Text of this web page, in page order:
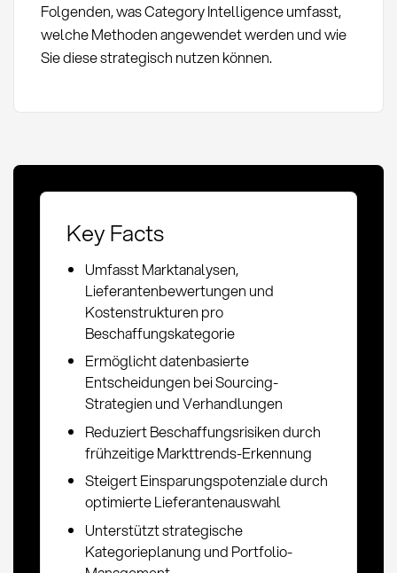
Folgenden, was Category Intelligence umfasst,
welche Methoden angewendet werden und wie
Sie diese strategisch nutzen können.
Key Facts
Umfasst Marktanalysen,
Lieferantenbewertungen und
Kostenstrukturen pro
Beschaffungskategorie
Ermöglicht datenbasierte
Entscheidungen bei Sourcing-
Strategien und Verhandlungen
Reduziert Beschaffungsrisiken durch
frühzeitige Markttrends-Erkennung
Steigert Einsparungspotenziale durch
optimierte Lieferantenauswahl
Unterstützt strategische
Kategorieplanung und Portfolio-